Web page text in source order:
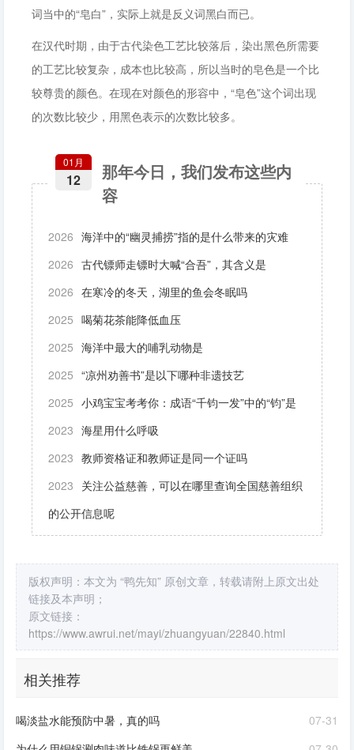
词当中的“皂白”，实际上就是反义词黑白而已。
在汉代时期，由于古代染色工艺比较落后，染出黑色所需要
的工艺比较复杂，成本也比较高，所以当时的皂色是一个比
较尊贵的颜色。在现在对颜色的形容中，“皂色”这个词出现
的次数比较少，用黑色表示的次数比较多。
那年今日，我们发布这些内
容
01月
12
2026 海洋中的“幽灵捕捞”指的是什么带来的灾难
2026 古代镖师走镖时大喊“合吾”，其含义是
2026 在寒冷的冬天，湖里的鱼会冬眠吗
2025 喝菊花茶能降低血压
2025 海洋中最大的哺乳动物是
2025 “凉州劝善书”是以下哪种非遗技艺
2025 小鸡宝宝考考你：成语“千钧一发”中的“钧”是
2023 海星用什么呼吸
2023 教师资格证和教师证是同一个证吗
2023 关注公益慈善，可以在哪里查询全国慈善组织
的公开信息呢
版权声明：本文为 “鸭先知” 原创文章，转载请附上原文出处
链接及本声明；
原文链接：
https://www.awrui.net/mayi/zhuangyuan/22840.html
相关推荐
07-31
喝淡盐水能预防中暑，真的吗